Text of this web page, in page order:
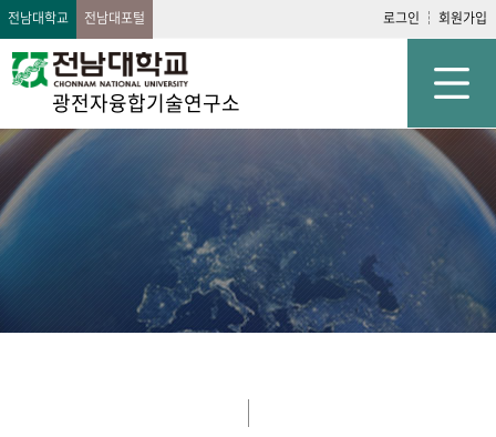
전남대학교 전남대포털 로그인 회원가입
광전자융합기술연구소